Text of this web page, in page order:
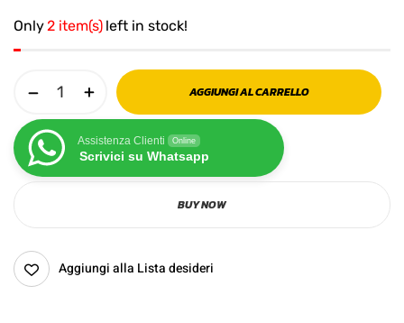
Only2 item(s) left in stock!
AGGIUNGI AL CARRELLO
Assistenza Clienti Online
Scrivici su Whatsapp
BUY NOW
Aggiungi alla Lista desideri